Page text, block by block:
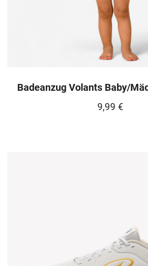
Badeanzug Volants Baby/
9,99 €